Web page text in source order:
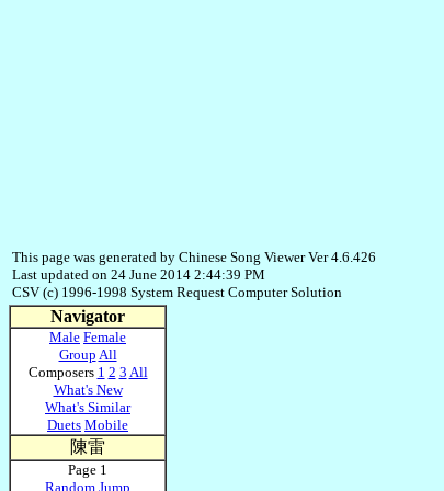
This page was generated by Chinese Song Viewer Ver 4.6.426
Last updated on 24 June 2014 2:44:39 PM
CSV (c) 1996-1998 System Request Computer Solution
Navigator
Male Female
Group All
Composers 1 2 3 All
What's New
What's Similar
Duets Mobile
陳雷
Page 1
Random Jump